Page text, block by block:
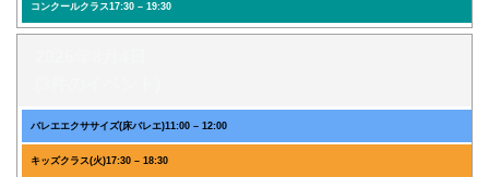
コンクールクラス17:30 – 19:30
バレエエクササイズ(床バレエ)11:00 – 12:00
キッズクラス(火)17:30 – 18:30